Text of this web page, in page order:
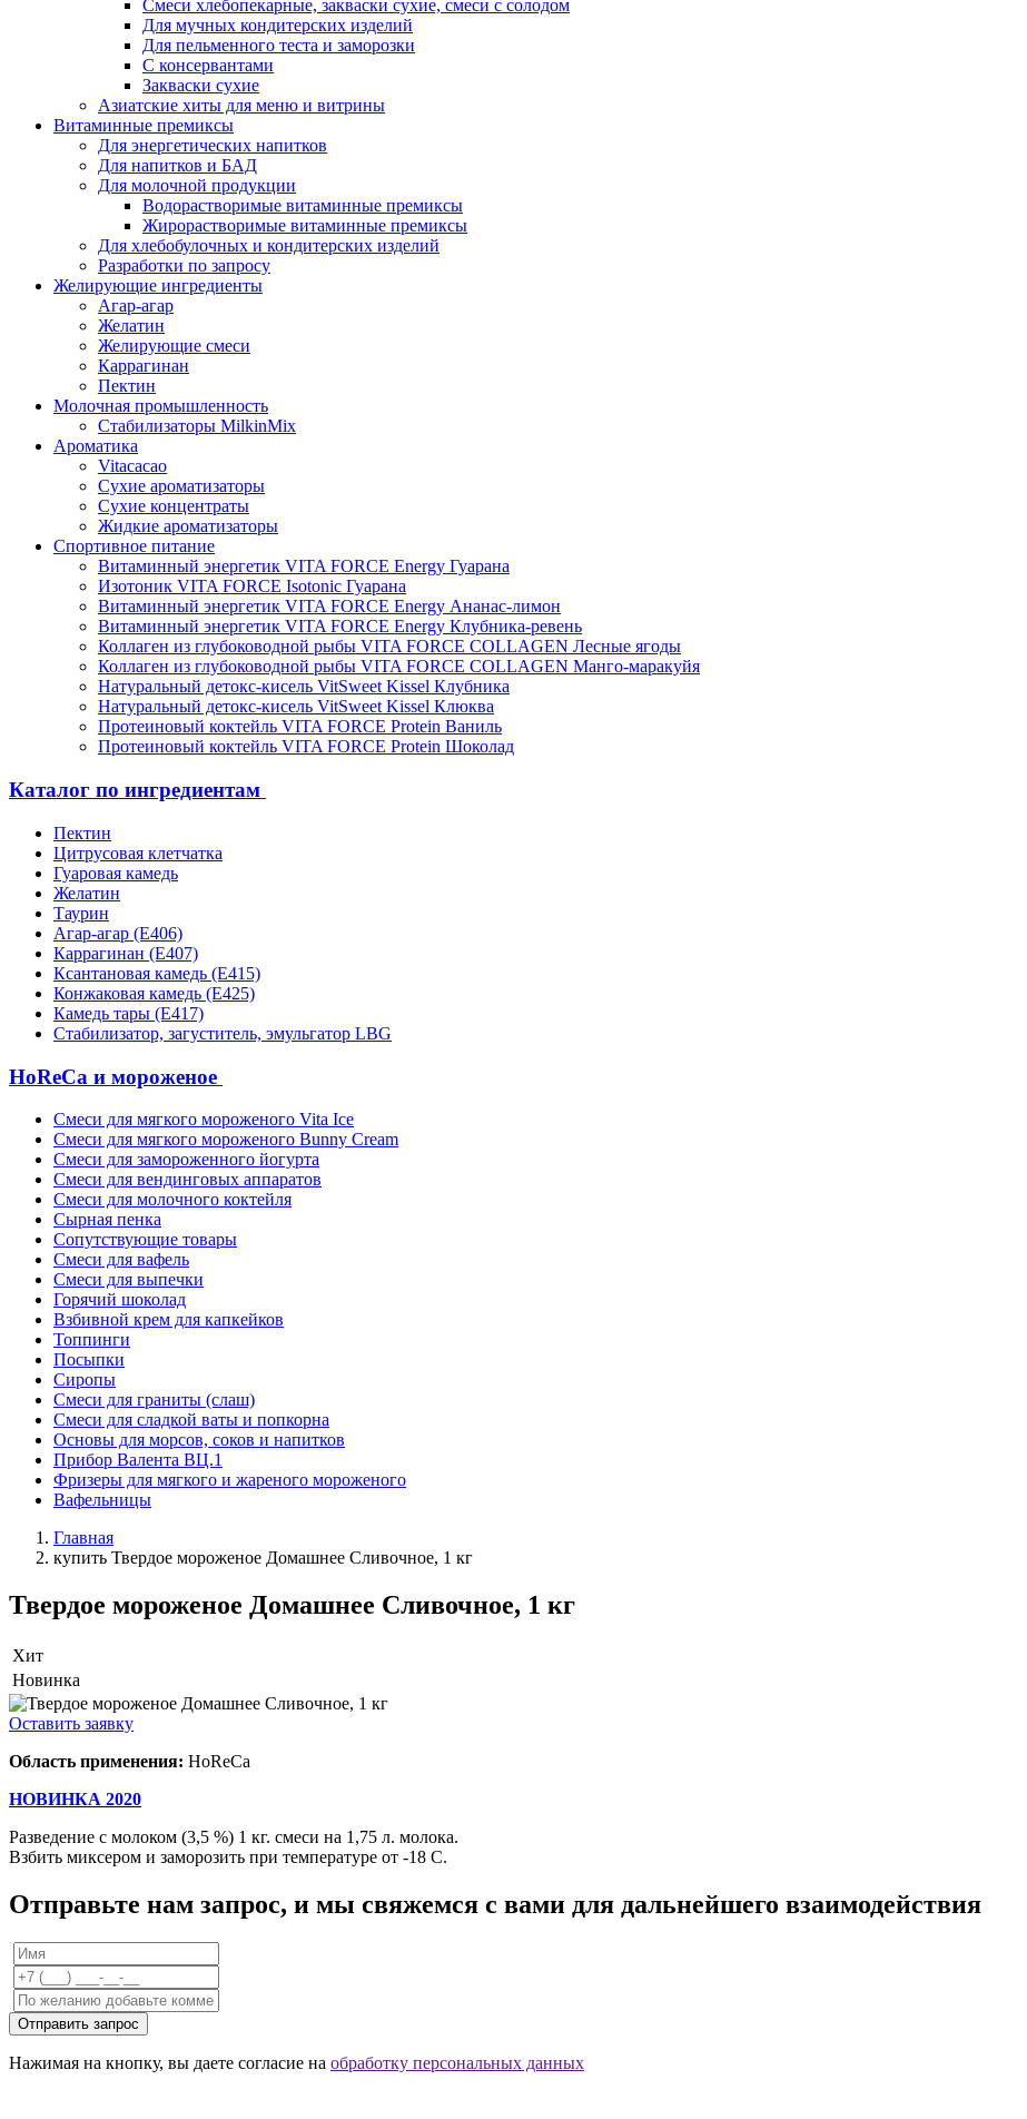
Смеси хлебопекарные, закваски сухие, смеси с солодом
Для мучных кондитерских изделий
Для пельменного теста и заморозки
С консервантами
Закваски сухие
Азиатские хиты для меню и витрины
Витаминные премиксы
Для энергетических напитков
Для напитков и БАД
Для молочной продукции
Водорастворимые витаминные премиксы
Жирорастворимые витаминные премиксы
Для хлебобулочных и кондитерских изделий
Разработки по запросу
Желирующие ингредиенты
Агар-агар
Желатин
Желирующие смеси
Каррагинан
Пектин
Молочная промышленность
Стабилизаторы MilkinMix
Ароматика
Vitacacao
Сухие ароматизаторы
Сухие концентраты
Жидкие ароматизаторы
Спортивное питание
Витаминный энергетик VITA FORCE Energy Гуарана
Изотоник VITA FORCE Isotonic Гуарана
Витаминный энергетик VITA FORCE Energy Ананас-лимон
Витаминный энергетик VITA FORCE Energy Клубника-ревень
Коллаген из глубоководной рыбы VITA FORCE COLLAGEN Лесные ягоды
Коллаген из глубоководной рыбы VITA FORCE COLLAGEN Манго-маракуйя
Натуральный детокс-кисель VitSweet Kissel Клубника
Натуральный детокс-кисель VitSweet Kissel Клюква
Протеиновый коктейль VITA FORCE Protein Ваниль
Протеиновый коктейль VITA FORCE Protein Шоколад
Каталог по ингредиентам
Пектин
Цитрусовая клетчатка
Гуаровая камедь
Желатин
Таурин
Агар-агар (Е406)
Каррагинан (Е407)
Ксантановая камедь (Е415)
Конжаковая камедь (Е425)
Камедь тары (Е417)
Стабилизатор, загуститель, эмульгатор LBG
HoReCa и мороженое
Смеси для мягкого мороженого Vita Ice
Смеси для мягкого мороженого Bunny Cream
Смеси для замороженного йогурта
Смеси для вендинговых аппаратов
Смеси для молочного коктейля
Сырная пенка
Сопутствующие товары
Смеси для вафель
Смеси для выпечки
Горячий шоколад
Взбивной крем для капкейков
Топпинги
Посыпки
Сиропы
Смеси для граниты (слаш)
Смеси для сладкой ваты и попкорна
Основы для морсов, соков и напитков
Прибор Валента ВЦ.1
Фризеры для мягкого и жареного мороженого
Вафельницы
Главная
купить Твердое мороженое Домашнее Сливочное, 1 кг
Твердое мороженое Домашнее Сливочное, 1 кг
Хит
Новинка
Оставить заявку
Область применения: HoReCa
НОВИНКА 2020
Разведение с молоком (3,5 %) 1 кг. смеси на 1,75 л. молока.
Взбить миксером и заморозить при температуре от -18 С.
Отправьте нам запрос, и мы свяжемся с вами для дальнейшего взаимодействия
Отправить запрос
Нажимая на кнопку, вы даете согласие на обработку персональных данных